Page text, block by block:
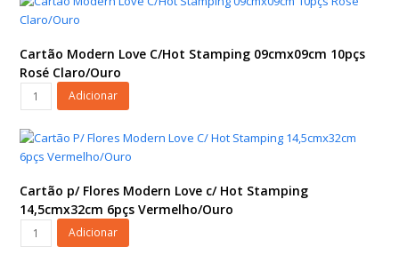
c/
Hot
Stamping
09cmx09cm
10pçs
Vermelho/Ouro
Cartão Modern Love C/Hot Stamping 09cmx09cm 10pçs
Rosé Claro/Ouro
Cartão
Modern
Love
C/Hot
Stamping
09cmx09cm
10pçs
Rosé
Claro/Ouro
Adicionar
Cartão p/ Flores Modern Love c/ Hot Stamping
14,5cmx32cm 6pçs Vermelho/Ouro
Cartão
p/
Adicionar